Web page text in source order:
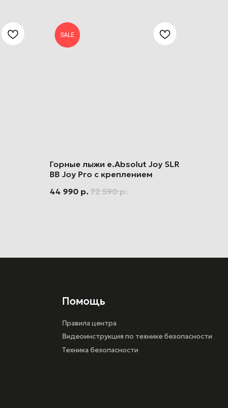
SALE
Горные лыжи e.Absolut Joy SLR
BB Joy Pro с креплением
44 990 р. 72 590 р.